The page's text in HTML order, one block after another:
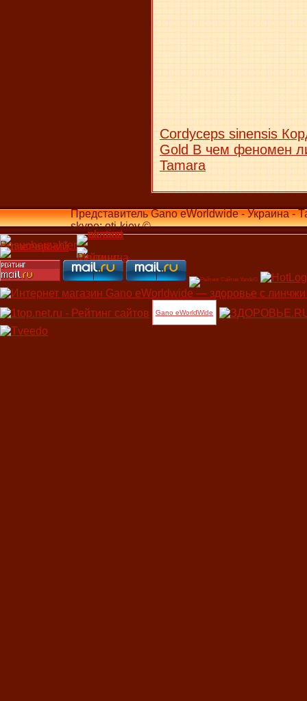
Cordyceps sinensis
Gold В чем феномен
Tamara
Представитель Gano eWorldwide - Украина -
skype: oti-kiev ©...
Gano eWorldWide